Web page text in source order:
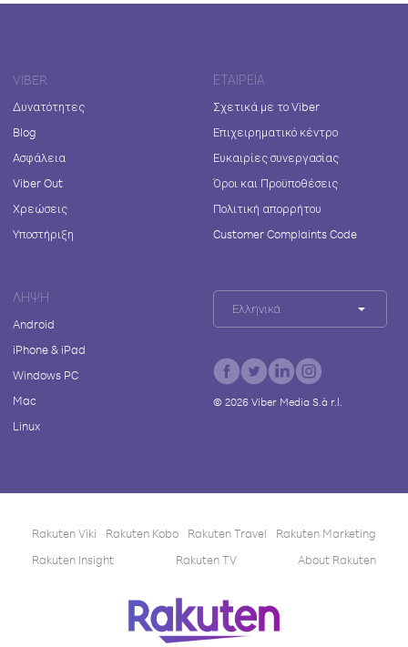
VIBER
Δυνατότητες
Blog
Ασφάλεια
Viber Out
Χρεώσεις
Υποστήριξη
ΕΤΑΙΡΕΊΑ
Σχετικά με το Viber
Επιχειρηματικό κέντρο
Ευκαιρίες συνεργασίας
Όροι και Προϋποθέσεις
Πολιτική απορρήτου
Customer Complaints Code
ΛΉΨΗ
Android
iPhone & iPad
Windows PC
Mac
Linux
Ελληνικά
© 2026Viber Media S.à r.l.
Rakuten Viki Rakuten Kobo Rakuten Travel
Rakuten Marketing
Rakuten Insight
Rakuten TV About Rakuten